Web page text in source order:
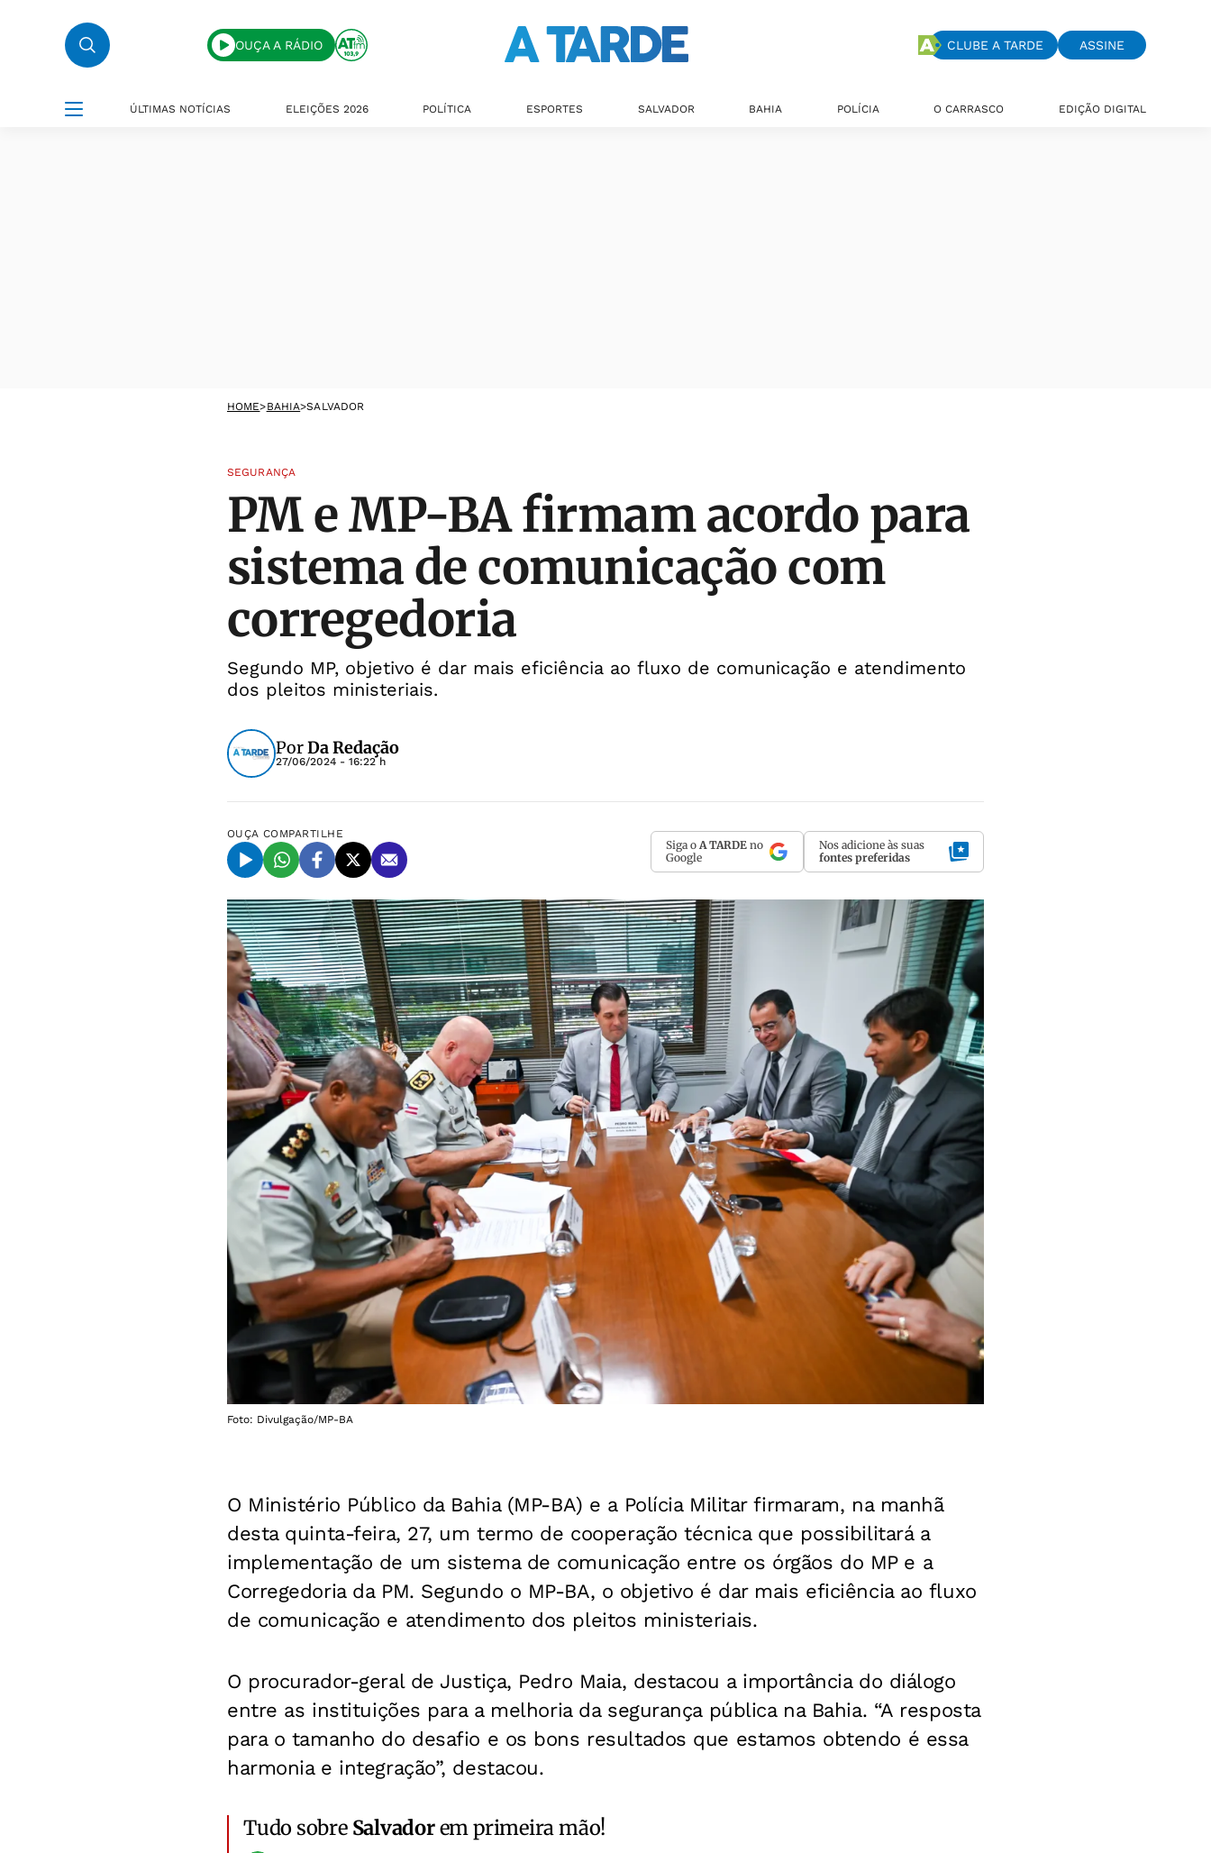
OUÇA A RÁDIO CLUBE A TARDE ASSINE
ÚLTIMAS NOTÍCIAS ELEIÇÕES 2026 POLÍTICA ESPORTES SALVADOR BAHIA POLÍCIA O CARRASCO EDIÇÃO DIGITAL
HOME>BAHIA>SALVADOR
SEGURANÇA
PM e MP-BA firmam acordo para
sistema de comunicação com
corregedoria
Segundo MP, objetivo é dar mais eficiência ao fluxo de comunicação e atendimento
dos pleitos ministeriais.
PorDa Redação
27/06/2024 - 16:22 h
OUÇA COMPARTILHE
Siga o A TARDE no
Google
Nos adicione às suas
fontes preferidas
Foto: Divulgação/MP-BA
O Ministério Público da Bahia (MP-BA) e a Polícia Militar firmaram, na manhã
desta quinta-feira, 27, um termo de cooperação técnica que possibilitará a
implementação de um sistema de comunicação entre os órgãos do MP e a
Corregedoria da PM. Segundo o MP-BA, o objetivo é dar mais eficiência ao fluxo
de comunicação e atendimento dos pleitos ministeriais.
O procurador-geral de Justiça, Pedro Maia, destacou a importância do diálogo
entre as instituições para a melhoria da segurança pública na Bahia. “A resposta
para o tamanho do desafio e os bons resultados que estamos obtendo é essa
harmonia e integração”, destacou.
Tudo sobre Salvadorem primeira mão!